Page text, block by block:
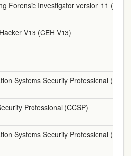
Forensic Investigator version 11
V13 (CEH V13)
Systems Security Professional
Professional (CCSP)
Systems Security Professional